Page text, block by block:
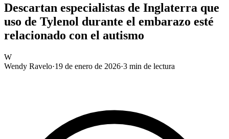
Descartan especialistas de Inglaterra que
uso de Tylenol durante el embarazo esté
relacionado con el autismo
W
Wendy Ravelo·19 de enero de 2026·3 min de lectura